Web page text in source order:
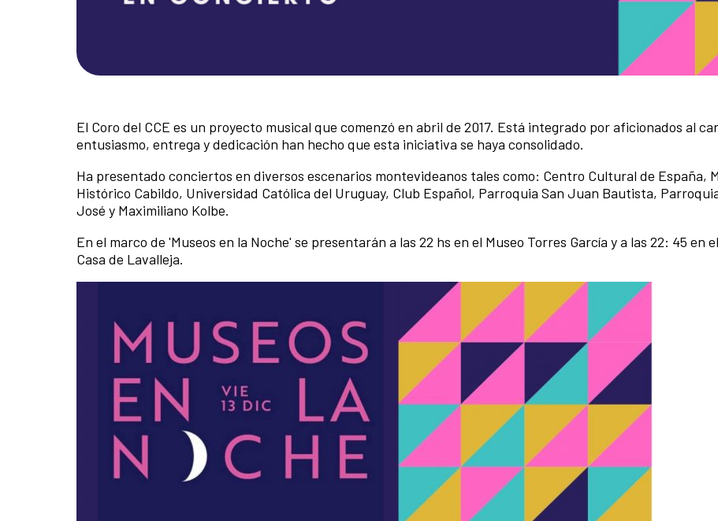
El Coro del CCE es un proyecto musical que comenzó en abril de 2017. Está integrado por aficionados al
entusiasmo, entrega y dedicación han hecho que esta iniciativa se haya consolidado.
Ha presentado conciertos en diversos escenarios montevideanos tales como: Centro Cultural de España,
Histórico Cabildo, Universidad Católica del Uruguay, Club Español, Parroquia San Juan Bautista,
José y Maximiliano Kolbe.
En el marco de 'Museos en la Noche' se presentarán a las 22 hs en el Museo Torres García y a las 22: 45 en
Casa de Lavalleja.